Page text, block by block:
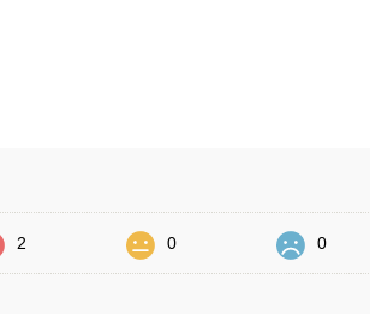
2 0 0